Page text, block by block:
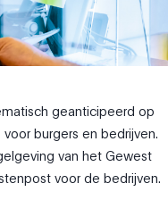
geanticipeerd op
burgers en bedrijven.
van het Gewest
voor de bedrijven.